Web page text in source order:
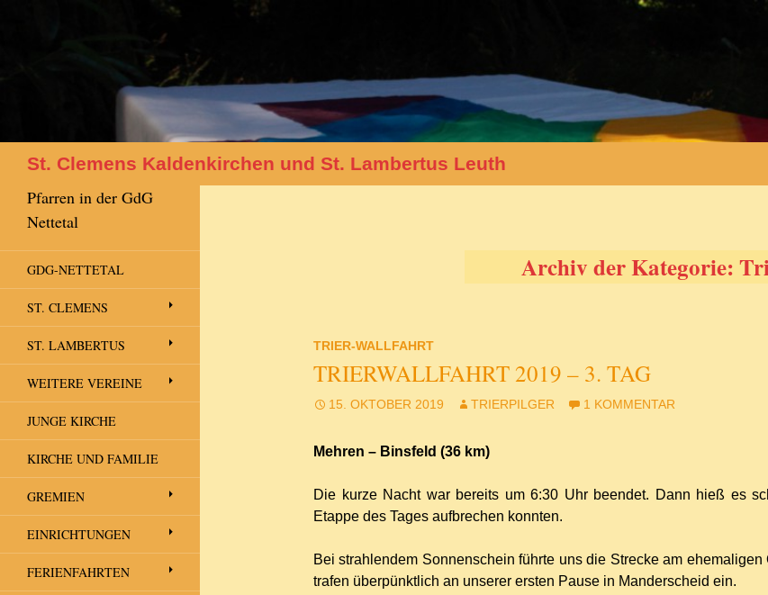
St. Clemens Kaldenkirchen und St. Lambertus Leuth
Archiv der Kategorie:
TRIER-WALLFAHRT
TRIERWALLFAHRT 2019 – 3. TAG
15. OKTOBER 2019 TRIERPILGER 1 KOMMENTAR
Mehren – Binsfeld (36 km)
Die kurze Nacht war bereits um 6:30 Uhr beendet. Dann hieß es
Etappe des Tages aufbrechen konnten.
Bei strahlendem Sonnenschein führte uns die Strecke am
trafen überpünktlich an unserer ersten Pause in Manderscheid ein.
Pfarren in der GdG
Nettetal
GDG-NETTETAL
ST. CLEMENS
ST. LAMBERTUS
WEITERE VEREINE
JUNGE KIRCHE
KIRCHE UND FAMILIE
GREMIEN
EINRICHTUNGEN
FERIENFAHRTEN